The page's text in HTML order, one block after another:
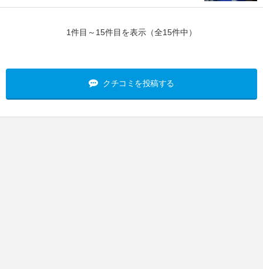
1件目～15件目を表示（全15件中）
クチコミを投稿する